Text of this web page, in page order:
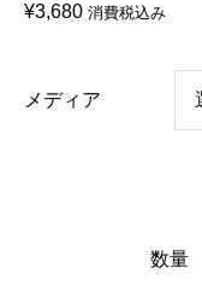
¥3,680 消費税込み
メディア
数量